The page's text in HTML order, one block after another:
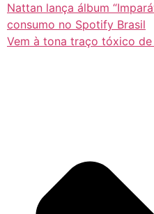
Nattan lança álbum
consumo no Spotify Brasil
Vem à tona traço tóxico de